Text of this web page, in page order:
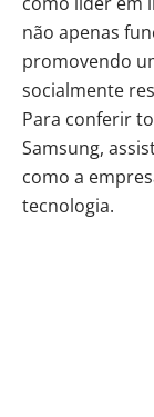
não apenas
promovendo
socialmente
Para conferir
Samsung,
como a
tecnologia.